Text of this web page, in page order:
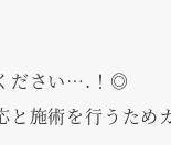
ださい….！◎
施術を行うため